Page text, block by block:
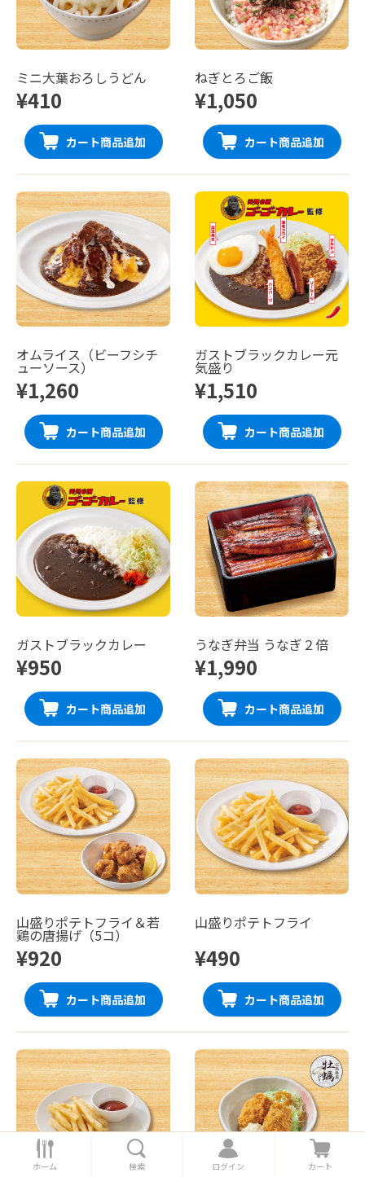
ミニ大葉おろしうどん
¥410
カート商品追加
ねぎとろご飯
¥1,050
カート商品追加
オムライス（ビーフシチ
ューソース）
¥1,260
カート商品追加
ガストブラックカレー元
気盛り
¥1,510
カート商品追加
ガストブラックカレー
¥950
カート商品追加
うなぎ弁当 うなぎ２倍
¥1,990
カート商品追加
山盛りポテトフライ＆若
鶏の唐揚げ（5コ）
¥920
カート商品追加
山盛りポテトフライ
¥490
カート商品追加
ホ
ー
ホーム 索
検索
ロ
グ
ログイン
カ
ー
カート